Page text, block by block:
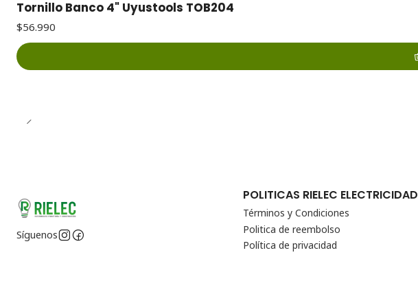
Tornillo Banco 4" Uyustools TOB204
$56.990
Síguenos
POLITICAS RIELEC ELECTRICIDAD
Términos y Condiciones
Politica de reembolso
Política de privacidad